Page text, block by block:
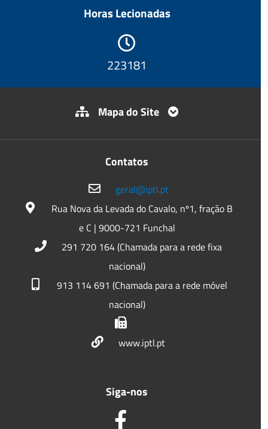
Horas Lecionadas
239425
Mapa do Site
Contatos
geral@iptl.pt
Rua Nova da Levada do Cavalo, nº1, fração B
e C | 9000-721 Funchal
291 720 164 (Chamada para a rede fixa
nacional)
913 114 691 (Chamada para a rede móvel
nacional)
www.iptl.pt
Siga-nos